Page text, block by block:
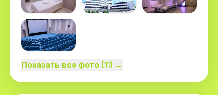
Показать все фото (11) →